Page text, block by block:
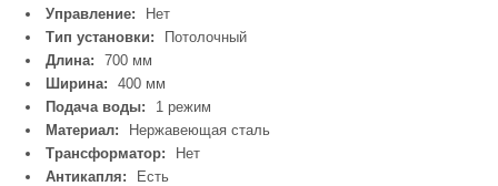
Управление:
Нет
Тип установки:
Потолочный
Длина:
700 мм
Ширина:
400 мм
Подача воды:
1 режим
Материал:
Нержавеющая сталь
Трансформатор:
Нет
Антикапля:
Есть